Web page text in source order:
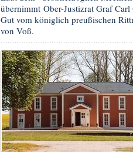
übernimmt Ober-Justizrat Graf
Gut vom königlich preußischen
von Voß.